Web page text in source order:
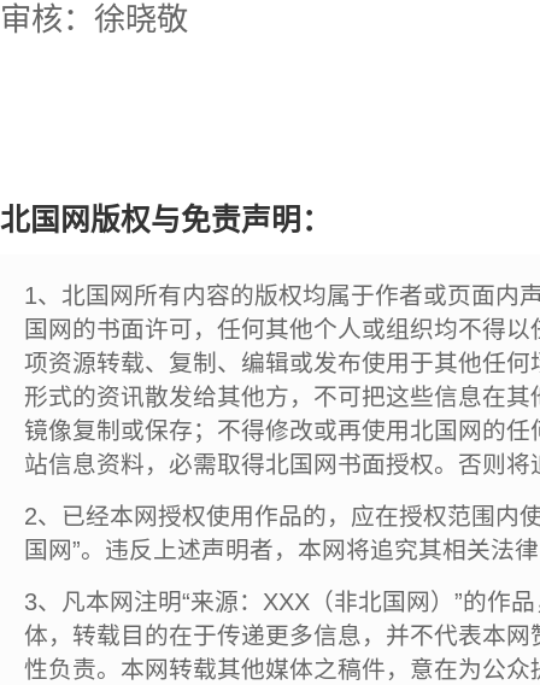
审核：徐晓敬
北国网版权与免责声明：
1、北国网所有内容的版权均属于作者或页面内
国网的书面许可，任何其他个人或组织均不得
项资源转载、复制、编辑或发布使用于其他任
形式的资讯散发给其他方，不可把这些信息在
镜像复制或保存；不得修改或再使用北国网的
站信息资料，必需取得北国网书面授权。否则将
2、已经本网授权使用作品的，应在授权范围内
国网”。违反上述声明者，本网将追究其相关法
3、凡本网注明“来源：XXX（非北国网）”的作
体，转载目的在于传递更多信息，并不代表本
性负责。本网转载其他媒体之稿件，意在为公